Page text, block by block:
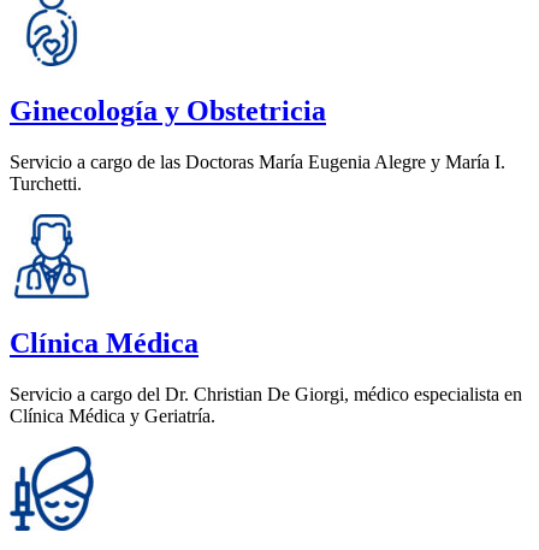
Ginecología y Obstetricia
Servicio a cargo de las Doctoras María Eugenia Alegre y María I.
Turchetti.
Clínica Médica
Servicio a cargo del Dr. Christian De Giorgi, médico especialista en
Clínica Médica y Geriatría.